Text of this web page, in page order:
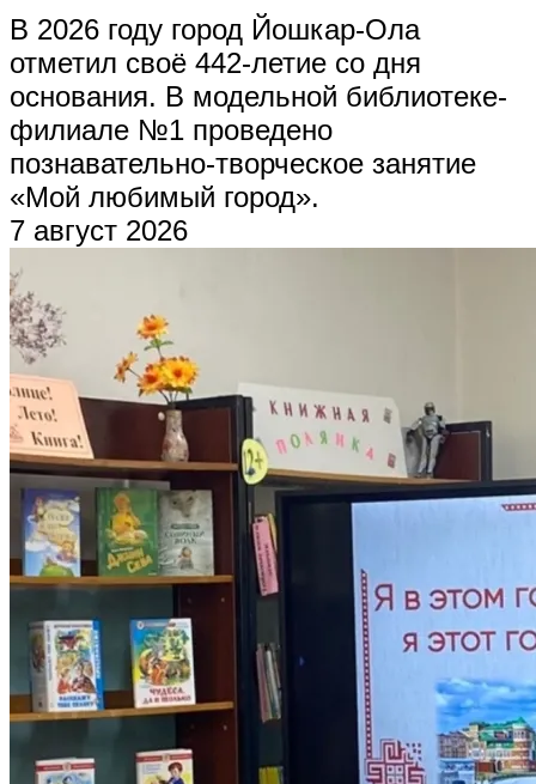
В 2026 году город Йошкар-Ола
отметил своё 442-летие со дня
основания. В модельной библиотеке-
филиале №1 проведено
познавательно-творческое занятие
«Мой любимый город».
7 август 2026